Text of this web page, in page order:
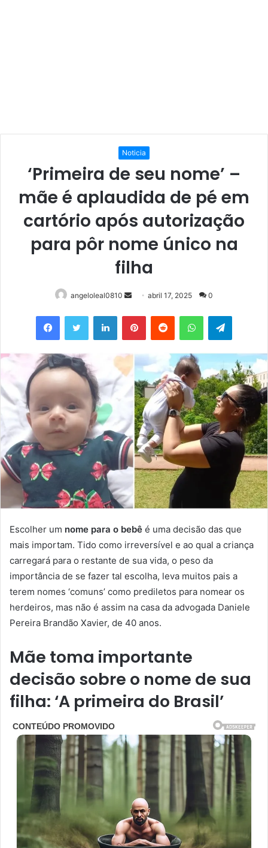
Noticia
‘Primeira de seu nome’ –
mãe é aplaudida de pé em
cartório após autorização
para pôr nome único na
filha
angeloleal0810
Mande
e-
abril 17, 2025 0
FacebookTwitter LinkedinPinterestReddit WhatsAppTelegram
Escolher um nome para o bebê é uma decisão das que
mais importam. Tido como irreversível e ao qual a criança
carregará para o restante de sua vida, o peso da
importância de se fazer tal escolha, leva muitos pais a
terem nomes ‘comuns’ como prediletos para nomear os
herdeiros, mas não é assim na casa da advogada Daniele
Pereira Brandão Xavier, de 40 anos.
Mãe toma importante
decisão sobre o nome de sua
filha: ‘A primeira do Brasil’